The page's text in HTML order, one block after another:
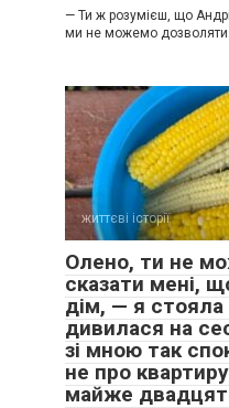
— Ти ж розумієш, що
ми не можемо дозволяти
життєві історії
Олено, ти не
сказати мені,
дім, — я стояла
дивилася на
зі мною так
не про
майже